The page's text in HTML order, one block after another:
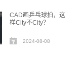
CAD画乒乓球拍，这
样City不City？
2024-08-08